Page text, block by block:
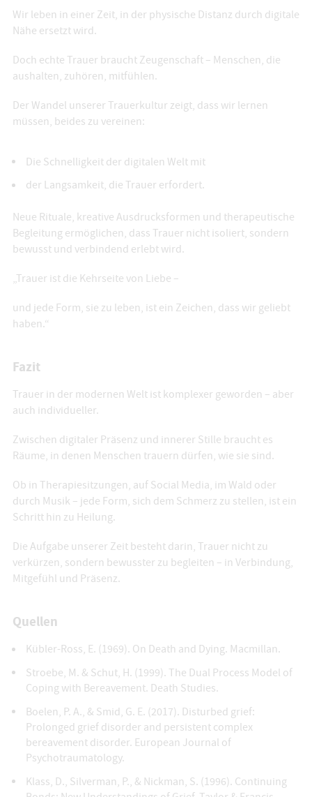
Wir leben in einer Zeit, in der physische Distanz durch digitale
Nähe ersetzt wird.
Doch echte Trauer braucht Zeugenschaft – Menschen, die
aushalten, zuhören, mitfühlen.
Der Wandel unserer Trauerkultur zeigt, dass wir lernen
müssen, beides zu vereinen:
Die Schnelligkeit der digitalen Welt mit
der Langsamkeit, die Trauer erfordert.
Neue Rituale, kreative Ausdrucksformen und therapeutische
Begleitung ermöglichen, dass Trauer nicht isoliert, sondern
bewusst und verbindend erlebt wird.
„Trauer ist die Kehrseite von Liebe –
und jede Form, sie zu leben, ist ein Zeichen, dass wir geliebt
haben.“
Fazit
Trauer in der modernen Welt ist komplexer geworden – aber
auch individueller.
Zwischen digitaler Präsenz und innerer Stille braucht es
Räume, in denen Menschen trauern dürfen, wie sie sind.
Ob in Therapiesitzungen, auf Social Media, im Wald oder
durch Musik – jede Form, sich dem Schmerz zu stellen, ist ein
Schritt hin zu Heilung.
Die Aufgabe unserer Zeit besteht darin, Trauer nicht zu
verkürzen, sondern bewusster zu begleiten – in Verbindung,
Mitgefühl und Präsenz.
Quellen
Kübler-Ross, E. (1969). On Death and Dying. Macmillan.
Stroebe, M. & Schut, H. (1999). The Dual Process Model of
Coping with Bereavement. Death Studies.
Boelen, P. A., & Smid, G. E. (2017). Disturbed grief:
Prolonged grief disorder and persistent complex
bereavement disorder. European Journal of
Psychotraumatology.
Klass, D., Silverman, P., & Nickman, S. (1996). Continuing